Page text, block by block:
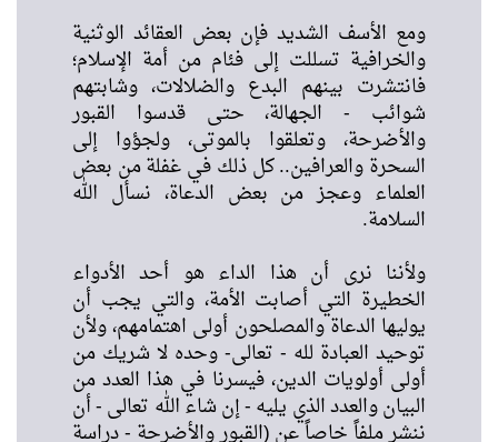
الأسف الشديد فإن بعض العقائد الوثنية
تسللت إلى فئام من أمة الإسلام؛
بينهم البدع والضلالات، وشابتهم
- الجهالة، حتى قدسوا القبور
وتعلقوا بالموتى، ولجؤوا إلى
والعرافين.. كل ذلك في غفلة من بعض
وعجز من بعض الدعاة، نسأل الله
نرى أن هذا الداء هو أحد الأدواء
التي أصابت الأمة، والتي يجب أن
الدعاة والمصلحون أولى اهتمامهم، ولأن
العبادة لله - تعالى- وحده لا شريك من
أولويات الدين، فيسرنا في هذا العدد من
والعدد الذي يليه - إن شاء الله تعالى - أن
ملفاً خاصاً عن (القبور والأضرحة - دراسة